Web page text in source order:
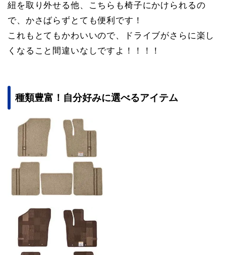
紐を取り外せる他、こちらも椅子にかけられるの
で、かさばらずとても便利です！
これもとてもかわいいので、ドライブがさらに楽し
くなること間違いなしですよ！！！！
種類豊富！自分好みに選べるアイテム